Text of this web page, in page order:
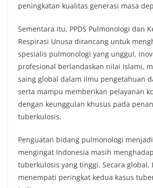
peningkatan kualitas generasi masa
Sementara itu, PPDS Pulmonologi dan
Respirasi Unusa dirancang untuk
spesialis pulmonologi yang unggul,
profesional berlandaskan nilai Islami,
saing global dalam ilmu pengetahuan
serta mampu memberikan pelayanan
dengan keunggulan khusus pada
tuberkulosis.
Penguatan bidang pulmonologi
mengingat Indonesia masih
tuberkulosis yang tinggi. Secara global,
menempati peringkat kedua kasus